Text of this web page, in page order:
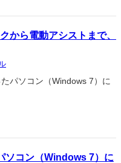
から電動アシストまで、
パソコン（Windows 7）に
ソコン（Windows 7）に